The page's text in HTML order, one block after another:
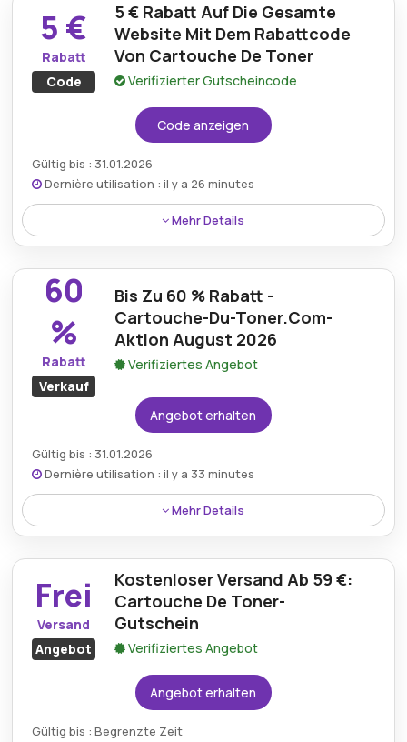
5 €
Rabatt
Code
5 € Rabatt Auf Die Gesamte
Website Mit Dem Rabattcode
Von Cartouche De Toner
Verifizierter Gutscheincode
Code anzeigen
Gültig bis : 31.01.2026
Dernière utilisation : il y a 26 minutes
Mehr Details
Sichern Sie sich mit dem aktuellen Cartouche De
Toner-Rabattcode 5 € Rabatt auf alle Produkte der
gesamten Website und kaufen Sie so noch einfacher
hochwertige Druckerpatronen zu reduzierten
Preisen.
60
%
Rabatt
Verkauf
Bis Zu 60 % Rabatt -
Cartouche-Du-Toner.Com-
Aktion August 2026
Verifiziertes Angebot
Angebot erhalten
Gültig bis : 31.01.2026
Dernière utilisation : il y a 33 minutes
Mehr Details
Sparen Sie bis zu 60 % auf ausgewählte Toner- und
Tintenpatronen mit einem Aktionsangebot auf
Cartouche-du-toner.com und sichern Sie sich
hochwertige Drucklösungen zu unschlagbaren
Preisen.
Frei
Versand
Angebot
Kostenloser Versand Ab 59 €:
Cartouche De Toner-
Gutschein
Verifiziertes Angebot
Angebot erhalten
Gültig bis : Begrenzte Zeit